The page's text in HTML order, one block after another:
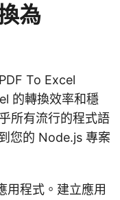
為
To Excel
的轉換效率和穩
所有流行的程式語
您的 Node.js 專案
用程式。建立應用